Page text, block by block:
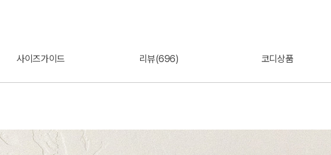
사이즈가이드 리뷰(696) 코디상품